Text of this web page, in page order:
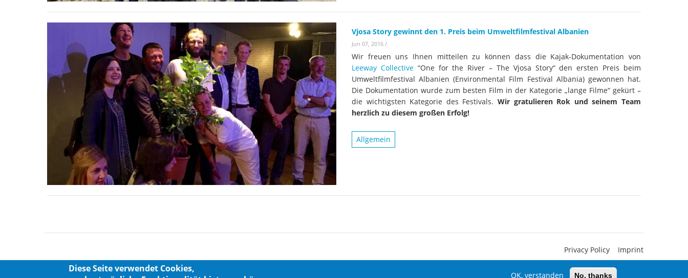
Vjosa Story gewinnt den 1. Preis beim Umweltfilmfestival Albanien
Jun 07, 2016 /
Wir freuen uns Ihnen mitteilen zu können dass die Kajak-Dokumentation von
Leeway Collective“One for the River – The Vjosa Story“ den ersten Preis beim
Umweltfilmfestival Albanien (Environmental Film Festival Albania) gewonnen hat.
Die Dokumentation wurde zum besten Film in der Kategorie „lange Filme“ gekürt –
die wichtigsten Kategorie des Festivals. Wir gratulieren Rok und seinem Team
herzlich zu diesem großen Erfolg!
Allgemein
Privacy Policy Imprint
Diese Seite verwendet Cookies,
OK, verstanden No, thanks